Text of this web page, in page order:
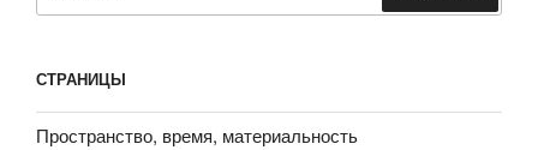
СТРАНИЦЫ
Пространство, время, материальность